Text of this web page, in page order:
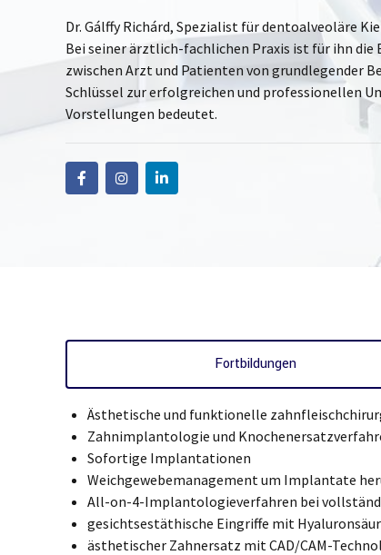
Dr. Gálffy Richárd, Spezialist für dentoalveoläre
Bei seiner ärztlich-fachlichen Praxis ist für ihn die
zwischen Arzt und Patienten von grundlegender
Schlüssel zur erfolgreichen und professionellen
Vorstellungen bedeutet.
Fortbildungen
Ästhetische und funktionelle
Zahnimplantologie und
Sofortige Implantationen
Weichgewebemanagement um Implantate
All-on-4-Implantologieverfahren bei
gesichtsestäthische Eingriffe mit
ästhetischer Zahnersatz mit CAD/CAM-